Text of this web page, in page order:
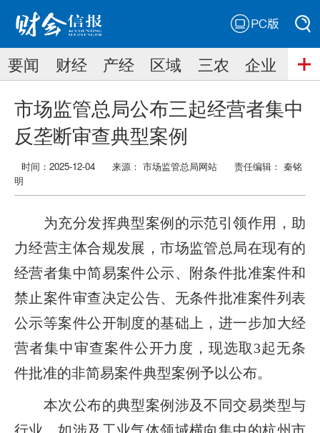
搜索
搜索
要闻 财经 产经 区域 三农 企业
市场监管总局公布三起经营者集中
反垄断审查典型案例
时间：2025-12-04 来源： 市场监管总局网站 责任编辑： 秦铭
明
为充分发挥典型案例的示范引领作用，助
力经营主体合规发展，市场监管总局在现有的
经营者集中简易案件公示、附条件批准案件和
禁止案件审查决定公告、无条件批准案件列表
公示等案件公开制度的基础上，进一步加大经
营者集中审查案件公开力度，现选取3起无条
件批准的非简易案件典型案例予以公布。
本次公布的典型案例涉及不同交易类型与